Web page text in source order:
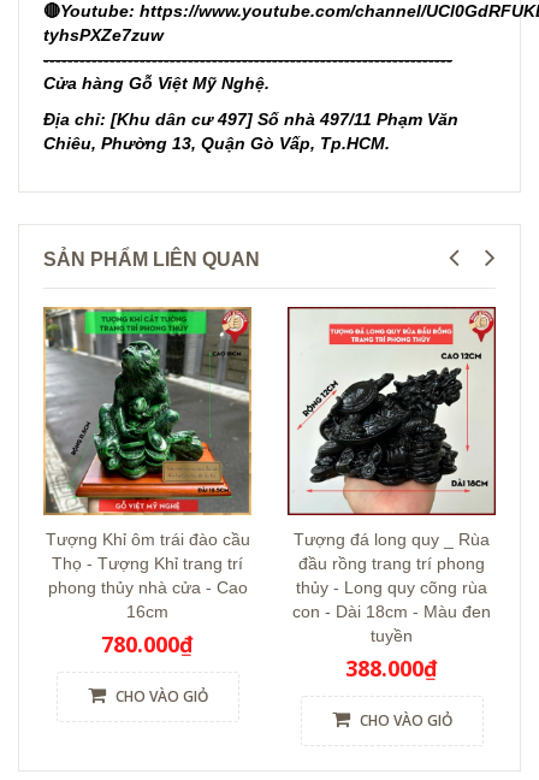
🔴Youtube: https://www.youtube.com/channel/
tyhsPXZe7zuw
--------------------------------------------------------------------
Cửa hàng Gỗ Việt Mỹ Nghệ.
Địa chỉ: [Khu dân cư 497] Số nhà 497/11 Phạm Văn
Chiêu, Phường 13, Quận Gò Vấp, Tp.HCM.
SẢN PHẨM LIÊN QUAN
Tượng Khỉ ôm trái đào cầu
Thọ - Tượng Khỉ trang trí
phong thủy nhà cửa - Cao
16cm
780.000₫
CHO VÀO GIỎ
Tượng đá long quy _ Rùa
đầu rồng trang trí phong
thủy - Long quy cõng rùa
con - Dài 18cm - Màu đen
tuyền
388.000₫
CHO VÀO GIỎ